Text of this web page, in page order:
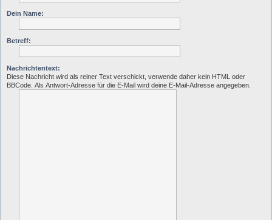
Dein Name:
Betreff:
Nachrichtentext:
Diese Nachricht wird als reiner Text verschickt, verwende daher kein HTML oder
BBCode. Als Antwort-Adresse für die E-Mail wird deine E-Mail-Adresse angegeben.